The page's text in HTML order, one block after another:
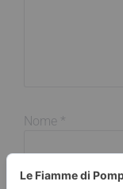
Nome *